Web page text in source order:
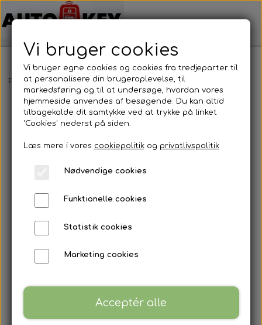
Forside Bilnøgler Mazda Nøglehus Mazda - Nøglehus
Vi bruger cookies
Vi bruger egne cookies og cookies fra tredjeparter til
at personalisere din brugeroplevelse, til
markedsføring og til at undersøge, hvordan vores
hjemmeside anvendes af besøgende. Du kan altid
tilbagekalde dit samtykke ved at trykke på linket
'Cookies' nederst på siden.
Læs mere i vores cookiepolitikog privatlivspolitik
Nødvendige cookies
Funktionelle cookies
Statistik cookies
Marketing cookies
Acceptér alle